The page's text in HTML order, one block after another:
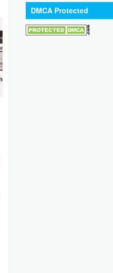
DMCA Protected